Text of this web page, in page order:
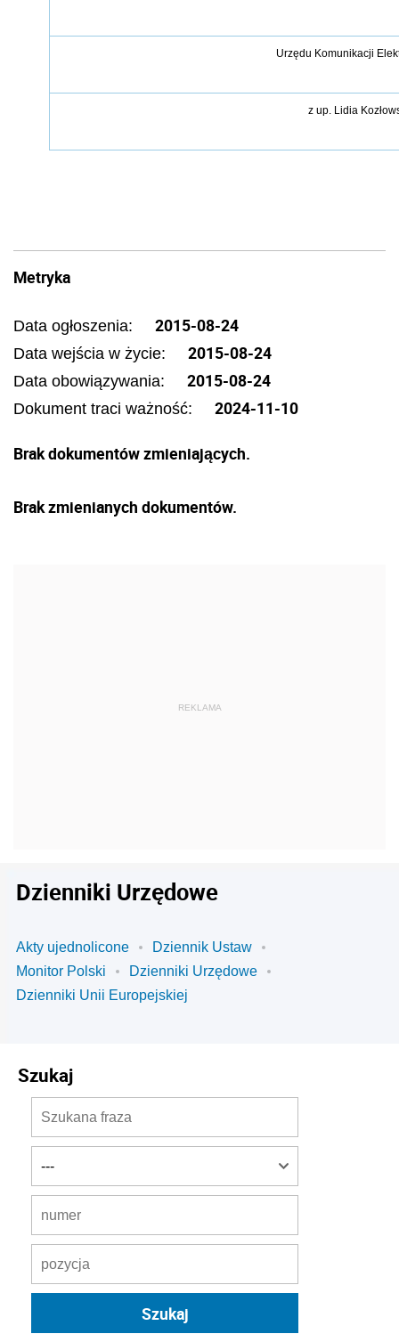
Urzędu Komunikacji
z up. Lidia
Metryka
Data ogłoszenia: 2015-08-24
Data wejścia w życie: 2015-08-24
Data obowiązywania: 2015-08-24
Dokument traci ważność: 2024-11-10
Brak dokumentów zmieniających.
Brak zmienianych dokumentów.
Dzienniki Urzędowe
Akty ujednolicone
Dziennik Ustaw
Monitor Polski
Dzienniki Urzędowe
Dzienniki Unii Europejskiej
Szukaj